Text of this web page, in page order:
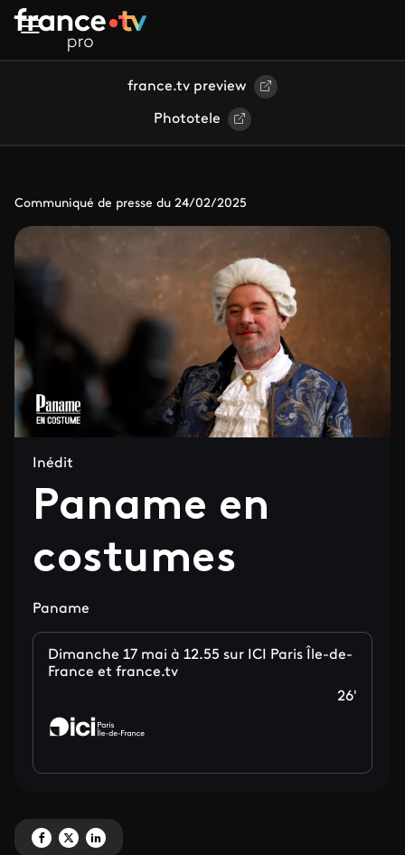
Aller au contenu principal
france.tv preview
Phototele
Communiqué de presse du 24/02/2025
Inédit
Paname en
costumes
Paname
Dimanche 17 mai à 12.55 sur ICI Paris Île-de-
France et france.tv
26'
Partagez 'Paname en costumes' sur Facebook
Partagez 'Paname en costumes' sur X
Partagez 'Paname en costumes' sur LinkedIn